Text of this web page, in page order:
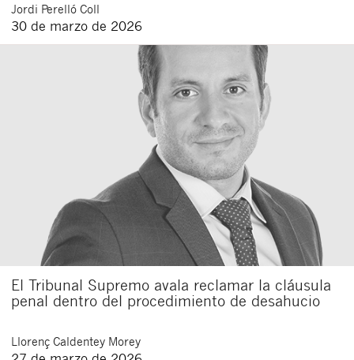
Jordi Perelló Coll
30 de marzo de 2026
El Tribunal Supremo avala reclamar la cláusula
penal dentro del procedimiento de desahucio
Llorenç Caldentey Morey